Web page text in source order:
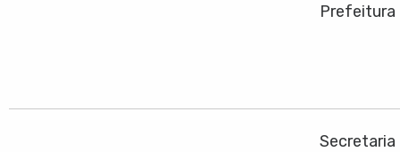
Prefeitura
Secretaria